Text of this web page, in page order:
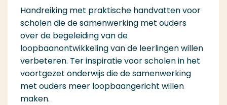
Handreiking met praktische handvatten voor
scholen die de samenwerking met ouders
over de begeleiding van de
loopbaanontwikkeling van de leerlingen willen
verbeteren. Ter inspiratie voor scholen in het
voortgezet onderwijs die de samenwerking
met ouders meer loopbaangericht willen
maken.